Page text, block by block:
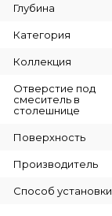
Глубина
Категория
Коллекция
Отверстие под
смеситель в
столешнице
Поверхность
Производитель
Способ установки